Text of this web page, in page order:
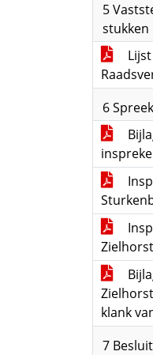
5
stukken
6
Zielhorst
klank
7